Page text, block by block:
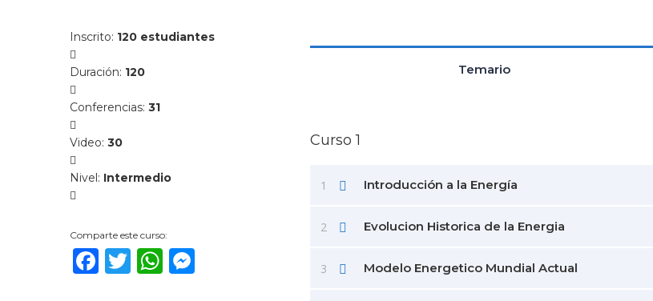
Inscrito: 120 estudiantes
Duración: 120
Conferencias: 31
Video: 30
Nivel: Intermedio
Comparte este curso:
Facebook
TwitterWhatsApp
Messenger
Temario
Curso 1
1 Introducción a la Energía
2 Evolucion Historica de la Energia
3 Modelo Energetico Mundial Actual